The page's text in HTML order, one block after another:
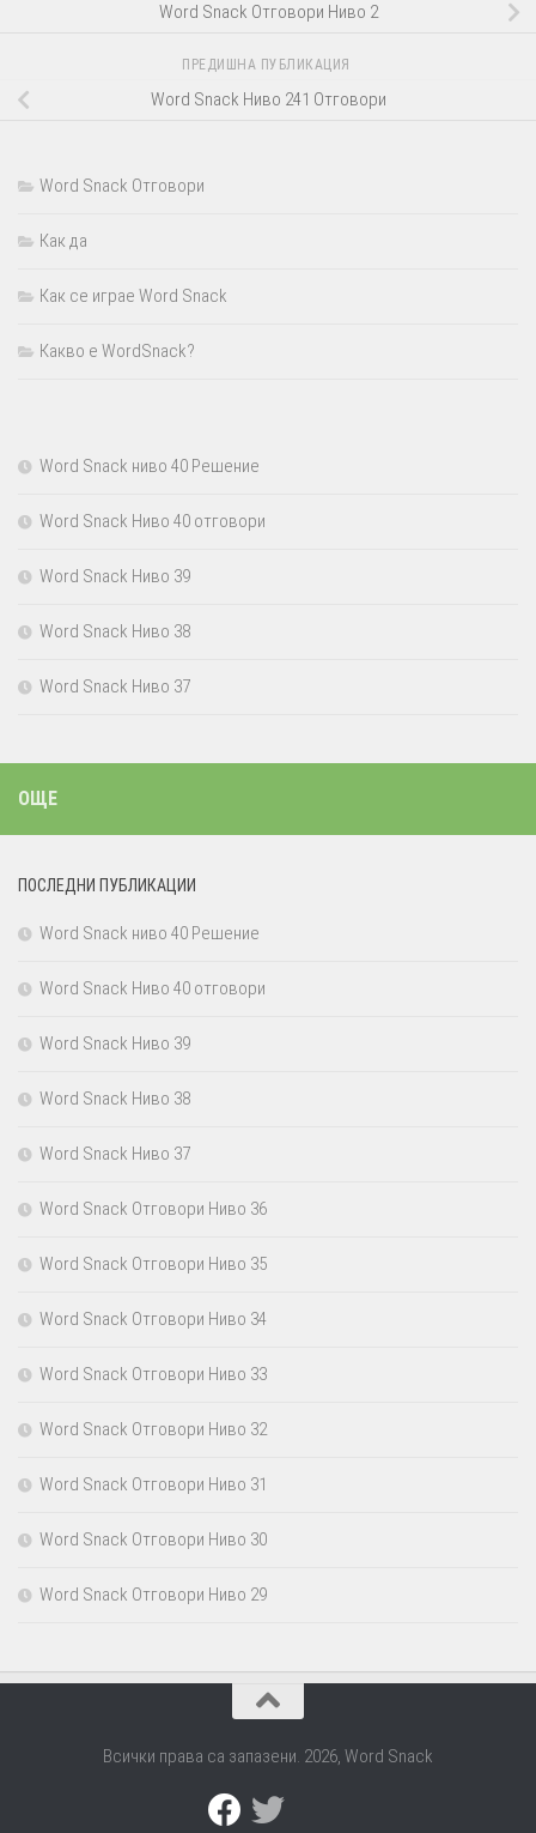
Word Snack Отговори Ниво 2
ПРЕДИШНА ПУБЛИКАЦИЯ
Word Snack Ниво 241 Отговори
Word Snack Отговори
Как да
Как се играе Word Snack
Какво е WordSnack?
Word Snack ниво 40 Решение
Word Snack Ниво 40 отговори
Word Snack Ниво 39
Word Snack Ниво 38
Word Snack Ниво 37
ОЩЕ
ПОСЛЕДНИ ПУБЛИКАЦИИ
Word Snack ниво 40 Решение
Word Snack Ниво 40 отговори
Word Snack Ниво 39
Word Snack Ниво 38
Word Snack Ниво 37
Word Snack Отговори Ниво 36
Word Snack Отговори Ниво 35
Word Snack Отговори Ниво 34
Word Snack Отговори Ниво 33
Word Snack Отговори Ниво 32
Word Snack Отговори Ниво 31
Word Snack Отговори Ниво 30
Word Snack Отговори Ниво 29
Всички права са запазени. 2026, Word Snack